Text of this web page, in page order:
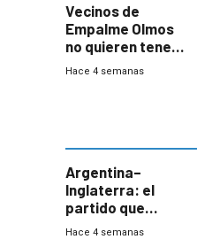
Vecinos de
Empalme Olmos
no quieren tener
cerca una planta
departamental
Hace 4 semanas
Argentina–
Inglaterra: el
partido que
nunca termina
Hace 4 semanas